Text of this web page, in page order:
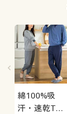
綿100%吸
汗・速乾Tタ